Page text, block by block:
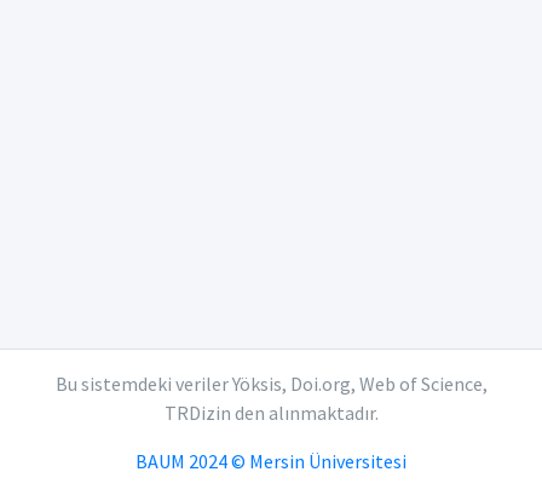
Bu sistemdeki veriler Yöksis, Doi.org, Web of Science,
TRDizin den alınmaktadır.
BAUM 2024 © Mersin Üniversitesi